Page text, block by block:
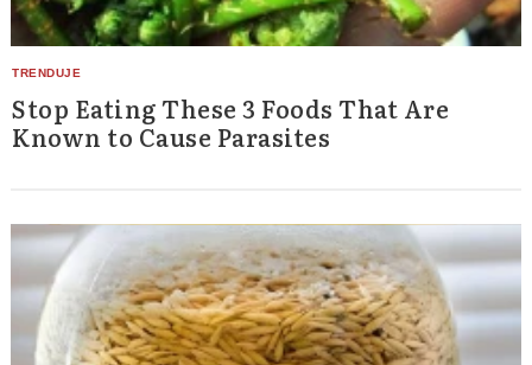
Stop Eating These 3 Foods That Are
Known to Cause Parasites